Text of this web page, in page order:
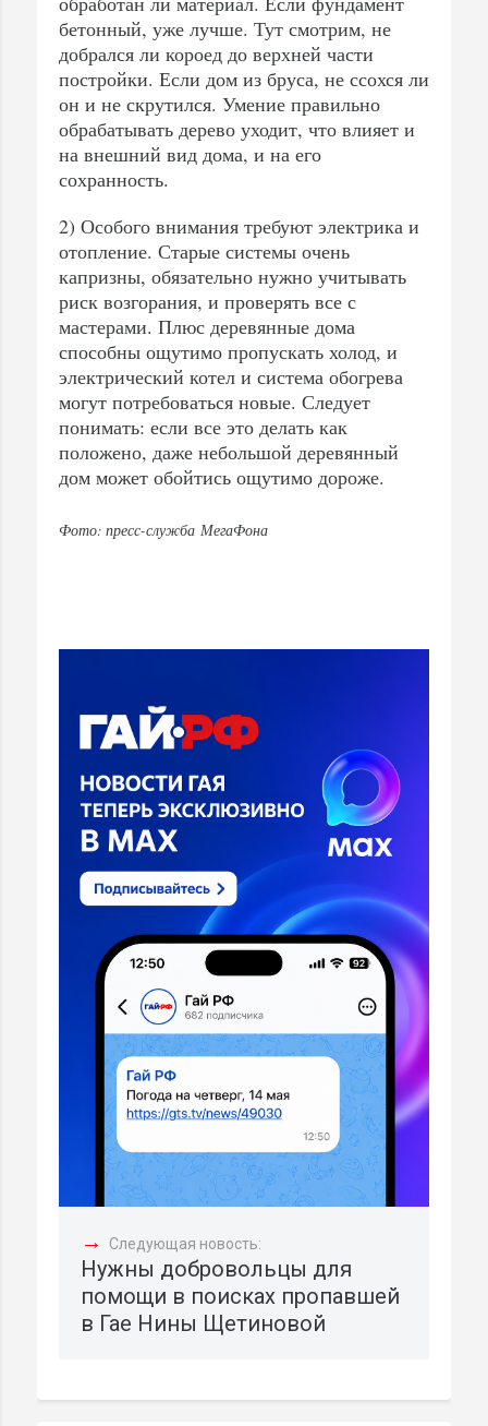
бетонный, уже лучше. Тут смотрим, не
добрался ли короед до верхней части
постройки. Если дом из бруса, не ссохся ли
он и не скрутился. Умение правильно
обрабатывать дерево уходит, что влияет и
на внешний вид дома, и на его
сохранность.
2) Особого внимания требуют электрика и
отопление. Старые системы очень
капризны, обязательно нужно учитывать
риск возгорания, и проверять все с
мастерами. Плюс деревянные дома
способны ощутимо пропускать холод, и
электрический котел и система обогрева
могут потребоваться новые. Следует
понимать: если все это делать как
положено, даже небольшой деревянный
дом может обойтись ощутимо дороже.
Фото: пресс-служба МегаФона
→ Следующая новость:
Нужны добровольцы для
помощи в поисках пропавшей
в Гае Нины Щетиновой